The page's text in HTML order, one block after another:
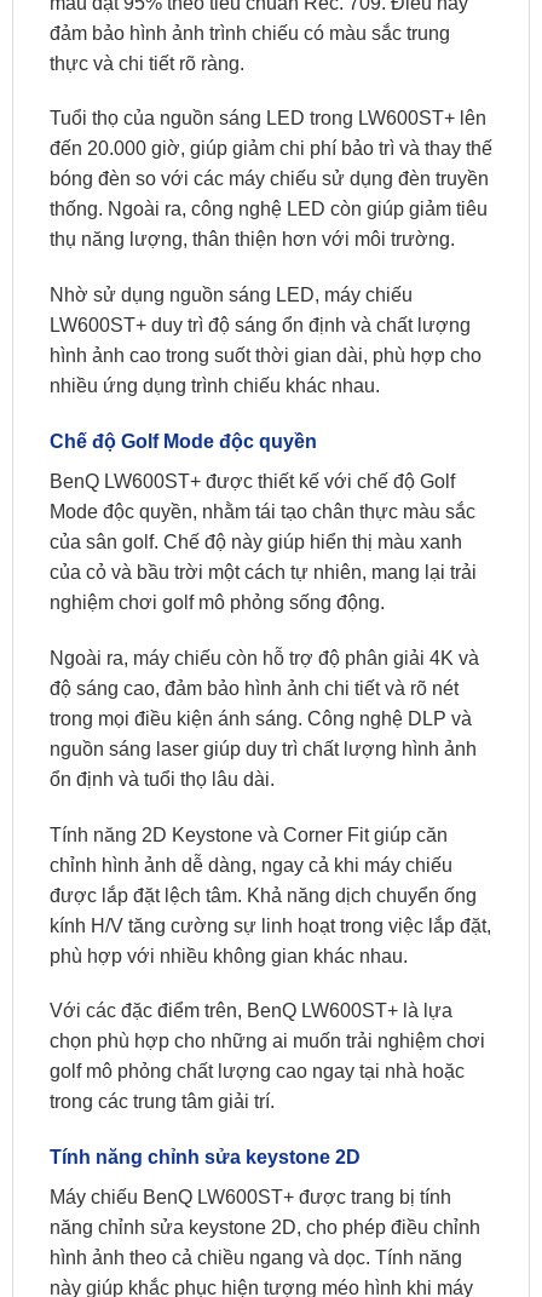
đảm bảo hình ảnh trình chiếu có màu sắc trung
thực và chi tiết rõ ràng. ​
Tuổi thọ của nguồn sáng LED trong LW600ST+ lên
đến 20.000 giờ, giúp giảm chi phí bảo trì và thay thế
bóng đèn so với các máy chiếu sử dụng đèn truyền
thống. Ngoài ra, công nghệ LED còn giúp giảm tiêu
thụ năng lượng, thân thiện hơn với môi trường. ​
Nhờ sử dụng nguồn sáng LED, máy chiếu
LW600ST+ duy trì độ sáng ổn định và chất lượng
hình ảnh cao trong suốt thời gian dài, phù hợp cho
nhiều ứng dụng trình chiếu khác nhau.
Chế độ Golf Mode độc quyền
​BenQ LW600ST+ được thiết kế với chế độ Golf
Mode độc quyền, nhằm tái tạo chân thực màu sắc
của sân golf. Chế độ này giúp hiển thị màu xanh
của cỏ và bầu trời một cách tự nhiên, mang lại trải
nghiệm chơi golf mô phỏng sống động. ​
Ngoài ra, máy chiếu còn hỗ trợ độ phân giải 4K và
độ sáng cao, đảm bảo hình ảnh chi tiết và rõ nét
trong mọi điều kiện ánh sáng. Công nghệ DLP và
nguồn sáng laser giúp duy trì chất lượng hình ảnh
ổn định và tuổi thọ lâu dài. ​
Tính năng 2D Keystone và Corner Fit giúp căn
chỉnh hình ảnh dễ dàng, ngay cả khi máy chiếu
được lắp đặt lệch tâm. Khả năng dịch chuyển ống
kính H/V tăng cường sự linh hoạt trong việc lắp đặt,
phù hợp với nhiều không gian khác nhau. ​
Với các đặc điểm trên, BenQ LW600ST+ là lựa
chọn phù hợp cho những ai muốn trải nghiệm chơi
golf mô phỏng chất lượng cao ngay tại nhà hoặc
trong các trung tâm giải trí.​
Tính năng chỉnh sửa keystone 2D
Máy chiếu BenQ LW600ST+ được trang bị tính
năng chỉnh sửa keystone 2D, cho phép điều chỉnh
hình ảnh theo cả chiều ngang và dọc. Tính năng
này giúp khắc phục hiện tượng méo hình khi máy